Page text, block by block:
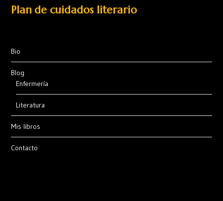
Plan de cuidados literario
Bio
Blog
Enfermería
Literatura
Mis libros
Contacto